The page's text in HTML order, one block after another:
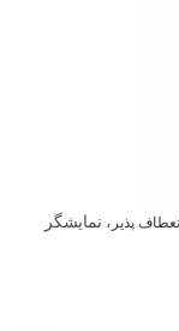
، نمايشگر